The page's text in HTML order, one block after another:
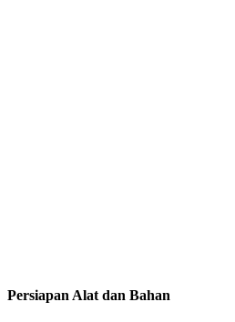
Persiapan Alat dan Bahan